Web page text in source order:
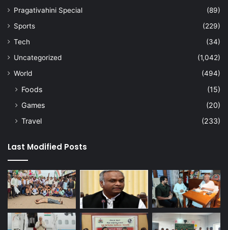
Pragativahini Special
(89)
Sports
(229)
Tech
(34)
Uncategorized
(1,042)
World
(494)
Foods
(15)
Games
(20)
Travel
(233)
Last Modified Posts